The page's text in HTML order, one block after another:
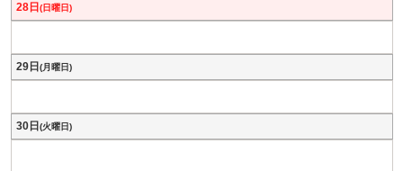
28日 (日曜日)
29日 (月曜日)
30日 (火曜日)